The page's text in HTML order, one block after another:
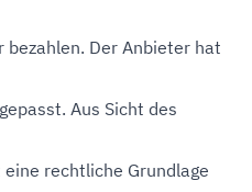
bezahlen. Der Anbieter hat
Aus Sicht des
rechtliche Grundlage